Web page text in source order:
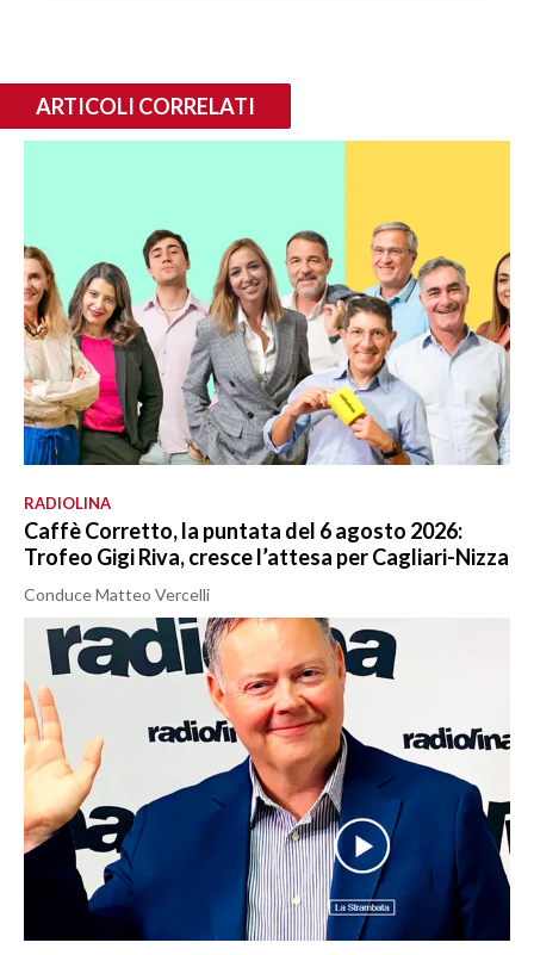
ARTICOLI CORRELATI
RADIOLINA
Caffè Corretto, la puntata del 6 agosto 2026:
Trofeo Gigi Riva, cresce l’attesa per Cagliari-Nizza
Conduce Matteo Vercelli